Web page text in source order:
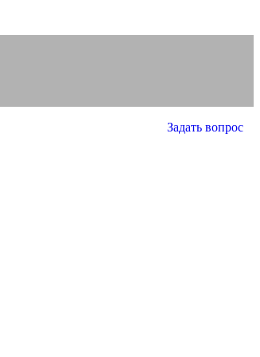
Задать вопрос